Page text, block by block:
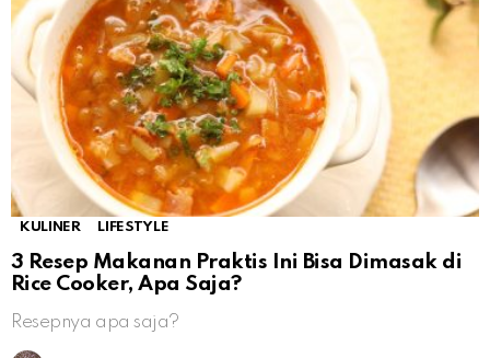
KULINER LIFESTYLE
3 Resep Makanan Praktis Ini Bisa Dimasak di
Rice Cooker, Apa Saja?
Resepnya apa saja?